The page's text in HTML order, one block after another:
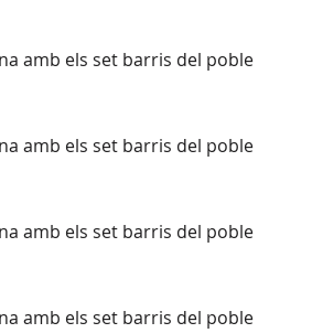
amb els set barris del poble
amb els set barris del poble
amb els set barris del poble
amb els set barris del poble